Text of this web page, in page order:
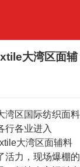
大湾区面辅
区国际纺织面料
行各业进入
大湾区面辅料
活力，现场爆棚的